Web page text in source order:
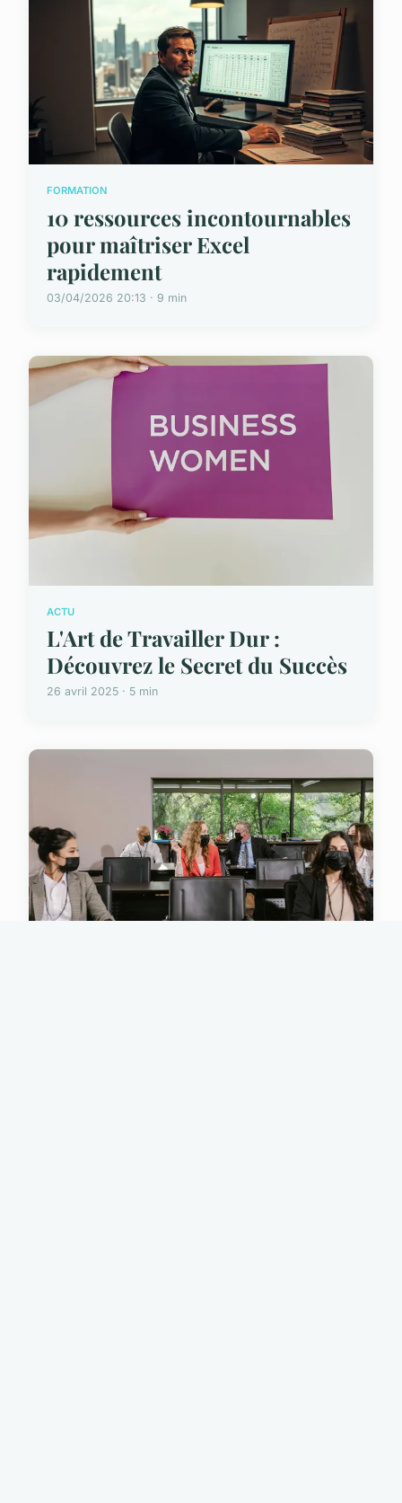
FORMATION
10 ressources incontournables
pour maîtriser Excel
rapidement
03/04/2026 20:13 · 9 min
ACTU
L'Art de Travailler Dur :
Découvrez le Secret du Succès
26 avril 2025 · 5 min